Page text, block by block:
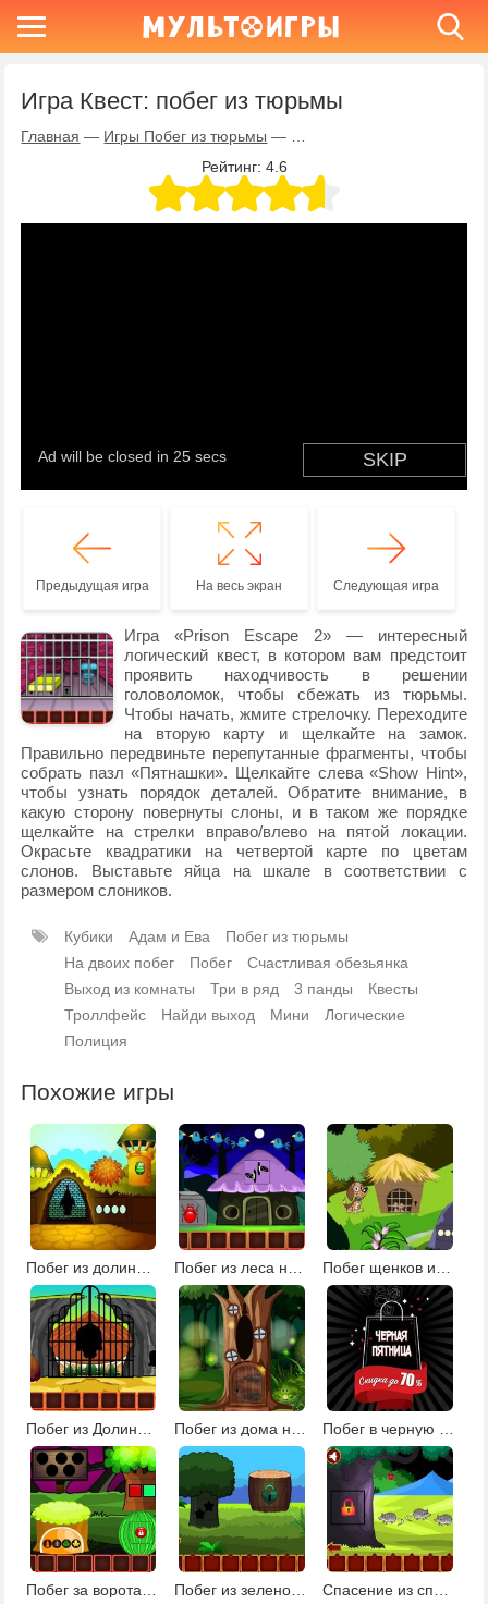
Игра Квест: побег из тюрьмы
Главная — Игры Побег из тюрьмы —
Рейтинг: 4.6
Предыдущая игра На весь экран Следующая игра
Игра «Prison Escape 2» — интересный
логический квест, в котором вам предстоит
проявить находчивость в решении
головоломок, чтобы сбежать из тюрьмы.
Чтобы начать, жмите стрелочку. Переходите
на вторую карту и щелкайте на замок.
Правильно передвиньте перепутанные фрагменты, чтобы
собрать пазл «Пятнашки». Щелкайте слева «Show Hint»,
чтобы узнать порядок деталей. Обратите внимание, в
какую сторону повернуты слоны, и в таком же порядке
щелкайте на стрелки вправо/влево на пятой локации.
Окрасьте квадратики на четвертой карте по цветам
слонов. Выставьте яйца на шкале в соответствии с
размером слоников.
Кубики Адам и Ева
Побег из тюрьмы
На двоих побег
Побег
Счастливая обезьянка
Выход из комнаты
Три в ряд 3 панды
Квесты
Троллфейс
Найди выход Мини
Логические
Полиция
Похожие игры
Побег из долины башен Побег из леса на Хэллоуин 2 Побег щенков из клетки
Побег из Долины черепа Побег из дома на дереве Побег в черную пятницу
Побег из зеленой усадьбы